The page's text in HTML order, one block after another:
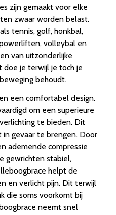
zijn gemaakt voor elke
zwaar worden belast.
tennis, golf, honkbal,
volleybal en
van uitzonderlijke
doe je terwijl je toch je
behoudt.
een comfortabel design.
om een superieure
te bieden. Dit
gevaar te brengen. Door
ademende compressie
gewrichten stabiel,
helpt de
en verlicht pijn. Dit terwijl
die soms voorkomt bij
neemt snel